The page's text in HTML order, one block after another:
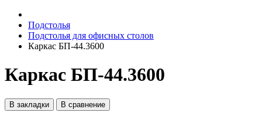
Подстолья
Подстолья для офисных столов
Каркас БП-44.3600
Каркас БП-44.3600
В закладки В сравнение